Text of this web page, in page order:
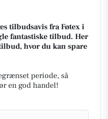
tilbudsavis fra Føtex i
fantastiske tilbud. Her
hvor du kan spare
periode, så
en god handel!